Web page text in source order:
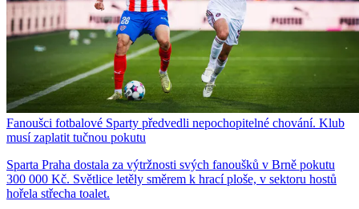
Fanoušci fotbalové Sparty předvedli nepochopitelné chování. Klub
musí zaplatit tučnou pokutu
Sparta Praha dostala za výtržnosti svých fanoušků v Brně pokutu
300 000 Kč. Světlice letěly směrem k hrací ploše, v sektoru hostů
hořela střecha toalet.